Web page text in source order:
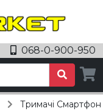
068-0-900-950
Тримачі